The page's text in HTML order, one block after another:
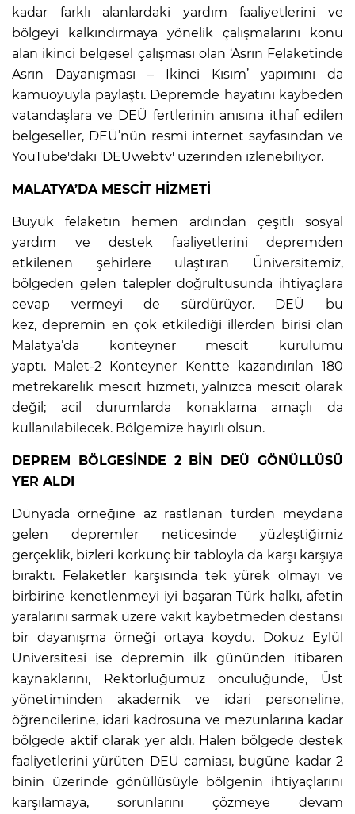
kadar farklı alanlardaki yardım faaliyetlerini ve
bölgeyi kalkındırmaya yönelik çalışmalarını konu
alan ikinci belgesel çalışması olan ‘Asrın Felaketinde
Asrın Dayanışması – İkinci Kısım’ yapımını da
kamuoyuyla paylaştı. Depremde hayatını kaybeden
vatandaşlara ve DEÜ fertlerinin anısına ithaf edilen
belgeseller, DEÜ’nün resmi internet sayfasından ve
YouTube'daki 'DEUwebtv' üzerinden izlenebiliyor.
MALATYA’DA MESCİT HİZMETİ
Büyük felaketin hemen ardından çeşitli sosyal
yardım ve destek faaliyetlerini depremden
etkilenen şehirlere ulaştıran Üniversitemiz,
bölgeden gelen talepler doğrultusunda ihtiyaçlara
cevap vermeyi de sürdürüyor. DEÜ bu
kez, depremin en çok etkilediği illerden birisi olan
Malatya’da konteyner mescit kurulumu
yaptı. Malet-2 Konteyner Kentte kazandırılan 180
metrekarelik mescit hizmeti, yalnızca mescit olarak
değil; acil durumlarda konaklama amaçlı da
kullanılabilecek. Bölgemize hayırlı olsun.
DEPREM BÖLGESİNDE 2 BİN DEÜ GÖNÜLLÜSÜ
YER ALDI
Dünyada örneğine az rastlanan türden meydana
gelen depremler neticesinde yüzleştiğimiz
gerçeklik, bizleri korkunç bir tabloyla da karşı karşıya
bıraktı. Felaketler karşısında tek yürek olmayı ve
birbirine kenetlenmeyi iyi başaran Türk halkı, afetin
yaralarını sarmak üzere vakit kaybetmeden destansı
bir dayanışma örneği ortaya koydu. Dokuz Eylül
Üniversitesi ise depremin ilk gününden itibaren
kaynaklarını, Rektörlüğümüz öncülüğünde, Üst
yönetiminden akademik ve idari personeline,
öğrencilerine, idari kadrosuna ve mezunlarına kadar
bölgede aktif olarak yer aldı. Halen bölgede destek
faaliyetlerini yürüten DEÜ camiası, bugüne kadar 2
binin üzerinde gönüllüsüyle bölgenin ihtiyaçlarını
karşılamaya, sorunlarını çözmeye devam